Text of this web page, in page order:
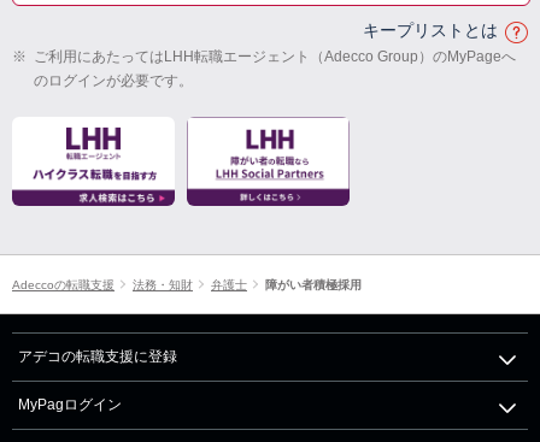
キープリストとは
※ ご利用にあたってはLHH転職エージェント（Adecco Group）のMyPageへ
のログインが必要です。
Adeccoの転職支援 法務・知財 弁護士 障がい者積極採用
アデコの転職支援に登録
MyPagログイン